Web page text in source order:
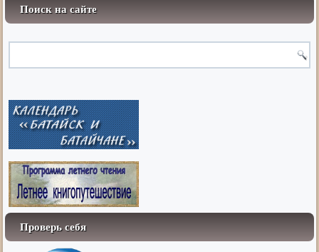
Поиск на сайте
Проверь себя